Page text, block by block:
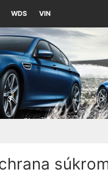
WDS VIN